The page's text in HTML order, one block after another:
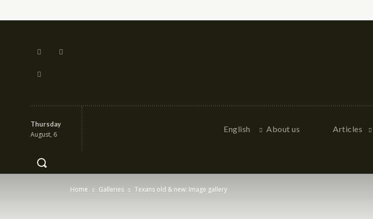
Thursday
August, 6
English About us Articles
Home Galleries Texans old & new: Image gallery